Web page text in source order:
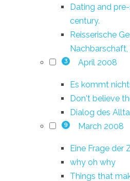
Dating and
century.
Reisserische
3 April 2008
Es kommt
Don't believe
Dialog des
9 March 2008
Eine Frage der
why oh why
Things that